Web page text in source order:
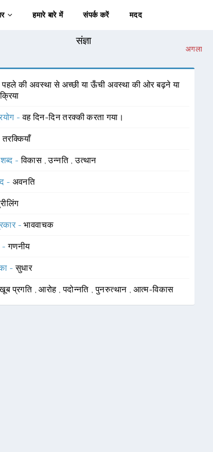
हमारे बारे में संपर्क करें मदद
संज्ञा
अगला
पहले की अवस्था से अच्छी या ऊँची अवस्था की ओर बढ़ने या
-वह दिन-दिन तरक्की करता गया।
तरक्कियाँ
शब्द -विकास ,उन्नति ,उत्थान
- अवनति
-भाववाचक
-गणनीय
-सुधार
प्रगति ,आरोह ,पदोन्नति ,पुनरुत्थान , आत्म-विकास